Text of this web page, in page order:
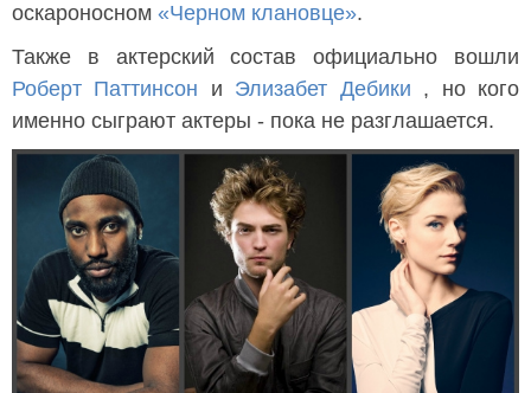
оскароносном «Черном клановце».
Также в актерский состав официально вошли
Роберт Паттинсон и Элизабет Дебики , но кого
именно сыграют актеры - пока не разглашается.